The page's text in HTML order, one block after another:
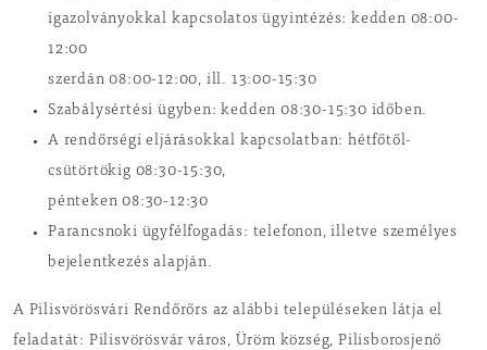
igazolványokkal kapcsolatos ügyintézés: kedden 08:00-
12:00
szerdán 08:00-12:00, ill. 13:00-15:30
Szabálysértési ügyben: kedden 08:30-15:30 időben.
A rendőrségi eljárásokkal kapcsolatban: hétfőtől-
csütörtökig 08:30-15:30,
pénteken 08:30-12:30
Parancsnoki ügyfélfogadás: telefonon, illetve személyes
bejelentkezés alapján.
A Pilisvörösvári Rendőrőrs az alábbi településeken látja el
feladatát: Pilisvörösvár város, Üröm község, Pilisborosjenő